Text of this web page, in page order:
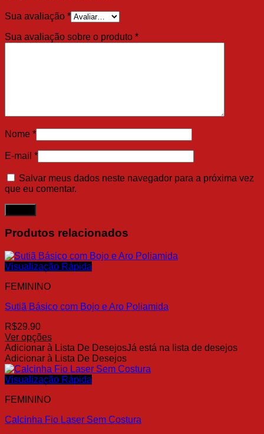
Sua avaliação *
Sua avaliação sobre o produto *
Nome *
E-mail *
Salvar meus dados neste navegador para a próxima vez
que eu comentar.
Produtos relacionados
Visualização Rápida
FEMININO
Sutiã Básico com Bojo e Aro Poliamida
R$29.90
Ver opções
Este
produto
tem
várias
As
podem
Adicionar à Lista De DesejosJá está na lista de desejos
Adicionar à Lista De Desejos
Visualização Rápida
FEMININO
Calcinha Fio Laser Sem Costura